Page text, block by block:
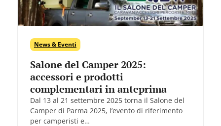
News & Eventi
Salone del Camper 2025:
accessori e prodotti
complementari in anteprima
Dal 13 al 21 settembre 2025 torna il Salone del
Camper di Parma 2025, l’evento di riferimento
per camperisti e…